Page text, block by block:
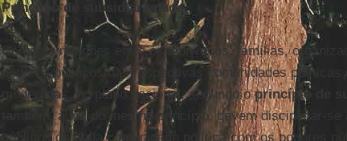
Princípio de subsidiariedade
Como as relações entre os indivíduos, famílias,
poderes públicos das respectivas comunidades políticas
moderadas, no plano nacional, segundo oprincípio de
também, à luz do mesmo princípio, devem disciplinar-
públicos de cada comunidade política com os poderes